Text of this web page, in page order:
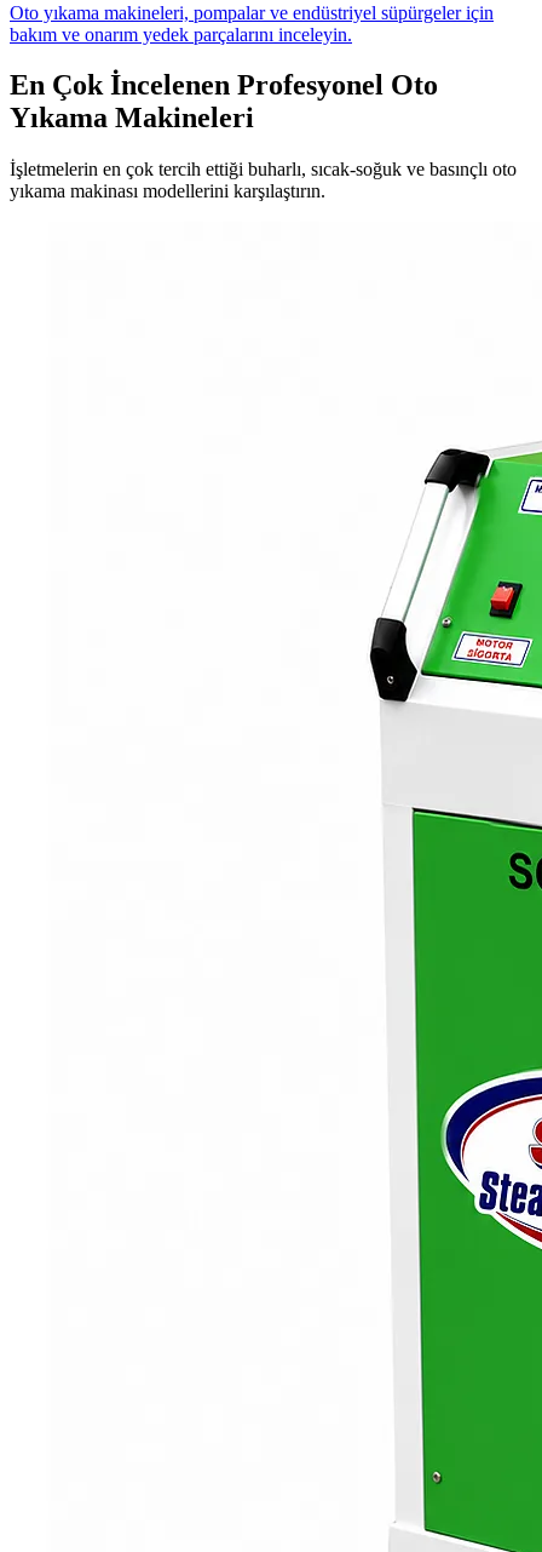
Oto yıkama makineleri, pompalar ve endüstriyel süpürgeler için
bakım ve onarım yedek parçalarını inceleyin.
En Çok İncelenen Profesyonel Oto
Yıkama Makineleri
İşletmelerin en çok tercih ettiği buharlı, sıcak-soğuk ve basınçlı oto
yıkama makinası modellerini karşılaştırın.